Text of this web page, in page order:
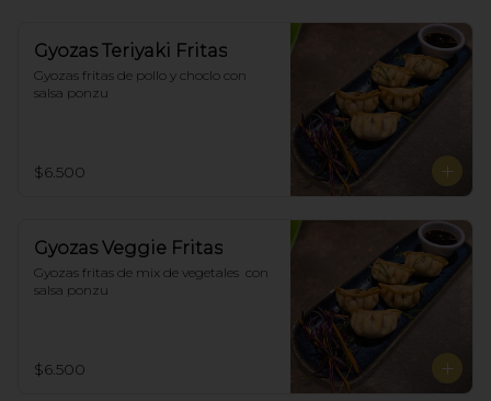
Gyozas Teriyaki Fritas
Gyozas fritas de pollo y choclo con
salsa ponzu
$6.500
Gyozas Veggie Fritas
Gyozas fritas de mix de vegetales  con
salsa ponzu
$6.500